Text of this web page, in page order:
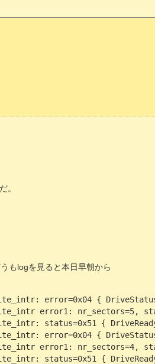
。
もlogを見ると本日早朝から
error=0x04 {
error1: nr_sectors=5,
status=0x51 {
error=0x04 {
error1: nr_sectors=4,
status=0x51 {